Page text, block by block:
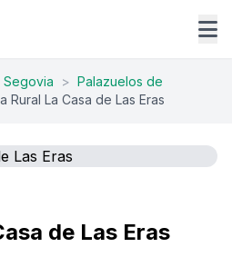
Segovia > Palazuelos de
Rural La Casa de Las Eras
de Las Eras